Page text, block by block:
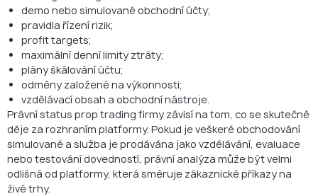
demo nebo simulované obchodní účty;
pravidla řízení rizik;
profit targets;
maximální denní limity ztráty;
plány škálování účtu;
odměny založené na výkonnosti;
vzdělávací obsah a obchodní nástroje.
Právní status prop trading firmy závisí na tom, co se skutečně
děje za rozhraním platformy. Pokud je veškeré obchodování
simulované a služba je prodávána jako vzdělávání, evaluace
nebo testování dovedností, právní analýza může být velmi
odlišná od platformy, která směruje zákaznické příkazy na
živé trhy.